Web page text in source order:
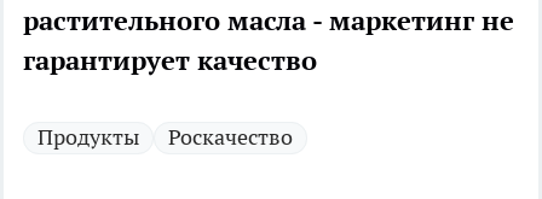
растительного масла - маркетинг не
гарантирует качество
Продукты Роскачество